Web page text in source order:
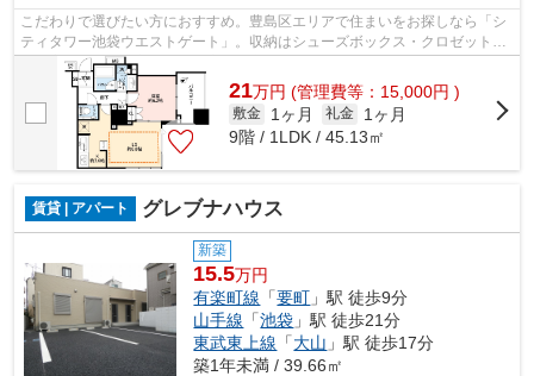
こだわりで選びたい方におすすめ。豊島区エリアで住まいをお探しなら「シ
ティタワー池袋ウエストゲート」。収納はシューズボックス・クロゼット・
全居室収納など豊富なので、広々と空...
21万円 (管理費等：15,000円 )
敷金 1ヶ月 礼金
1ヶ月
9階 / 1LDK / 45.13㎡
賃貸 | アパート グレブナハウス
新築
15.5万円
有楽町線 「要町 」駅 徒歩9分
山手線 「池袋 」駅 徒歩21分
東武東上線 「大山 」駅 徒歩17分
築1年未満 / 39.66㎡